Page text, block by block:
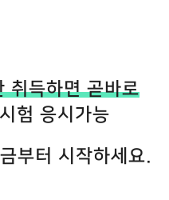
취득하면 곧바로
험 응시가능
부터 시작하세요.